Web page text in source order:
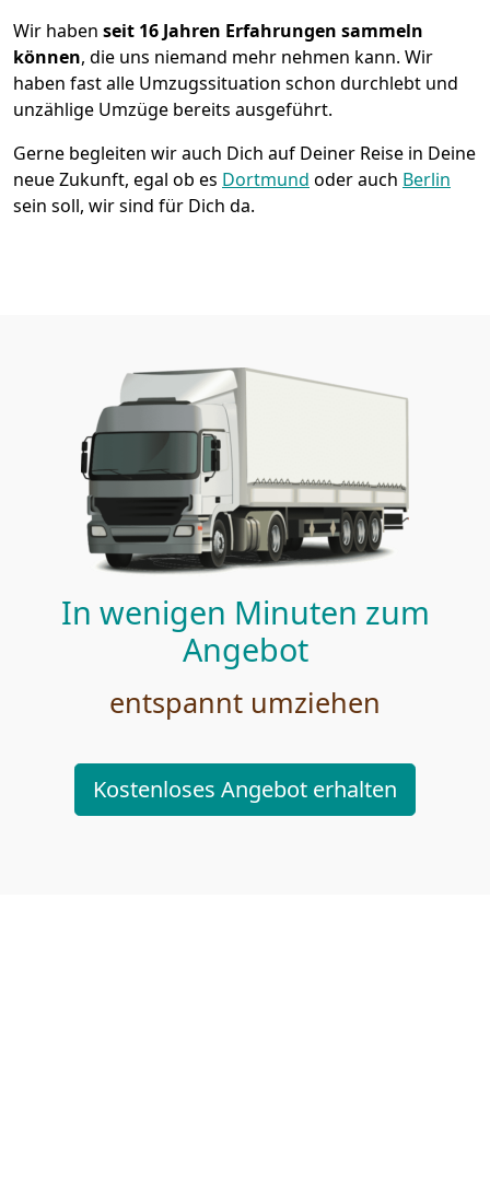
Wir haben seit 16 Jahren Erfahrungen sammeln
können, die uns niemand mehr nehmen kann. Wir
haben fast alle Umzugssituation schon durchlebt und
unzählige Umzüge bereits ausgeführt.
Gerne begleiten wir auch Dich auf Deiner Reise in Deine
neue Zukunft, egal ob es Dortmund oder auch Berlin
sein soll, wir sind für Dich da.
In wenigen Minuten zum
Angebot
entspannt umziehen
Kostenloses Angebot erhalten